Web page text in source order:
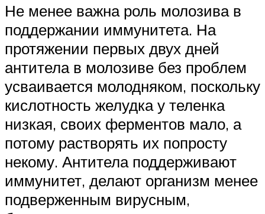
Не менее важна роль молозива в
поддержании иммунитета. На
протяжении первых двух дней
антитела в молозиве без проблем
усваивается молодняком, поскольку
кислотность желудка у теленка
низкая, своих ферментов мало, а
потому растворять их попросту
некому. Антитела поддерживают
иммунитет, делают организм менее
подверженным вирусным,